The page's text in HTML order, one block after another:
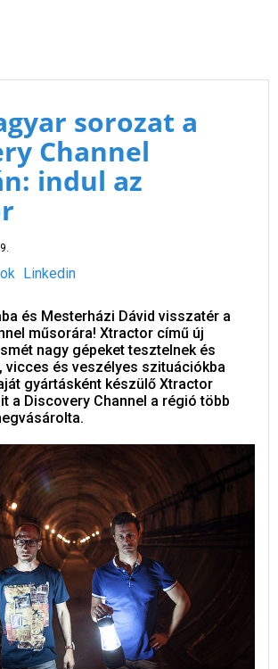
sorozat a
Channel
indul az
Linkedin
és Mesterházi Dávid visszatér a
műsorára! Xtractor című új
nagy gépeket tesztelnek és
vicces és veszélyes szituációkba
gyártásként készülő Xtractor
a Discovery Channel a régió több